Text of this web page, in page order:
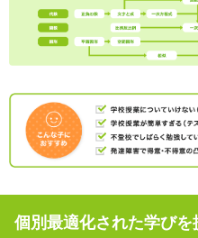
個別最適化された学びを